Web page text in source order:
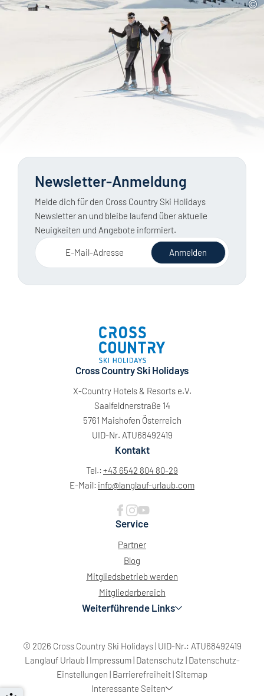
Newsletter-Anmeldung
Melde dich für den Cross Country Ski Holidays
Newsletter an und bleibe laufend über aktuelle
Neuigkeiten und Angebote informiert.
E-Mail-Adresse Anmelden
Cross Country Ski Holidays
X-Country Hotels & Resorts e.V.
Saalfeldnerstraße 14
5761 Maishofen Österreich
UID-Nr. ATU68492419
Kontakt
Tel.: +43 6542 804 80-29
E-Mail: info@langlauf-urlaub.com
Service
Partner
Blog
Mitgliedsbetrieb werden
Mitgliederbereich
Weiterführende Links
© 2026 Cross Country Ski Holidays| UID-Nr.: ATU68492419
Langlauf Urlaub | Impressum| Datenschutz | Datenschutz-
Einstellungen | Barrierefreiheit| Sitemap
Interessante Seiten